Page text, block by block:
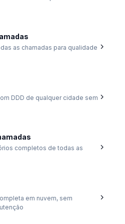
as chamadas para qualidade
DDD de qualquer cidade sem
completos de todas as
em nuvem, sem